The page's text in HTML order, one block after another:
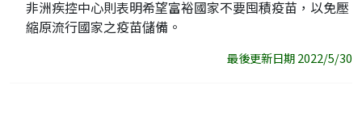
非洲疾控中心則表明希望富裕國家不要囤積疫苗，以免壓
縮原流行國家之疫苗儲備。
最後更新日期 2022/5/30